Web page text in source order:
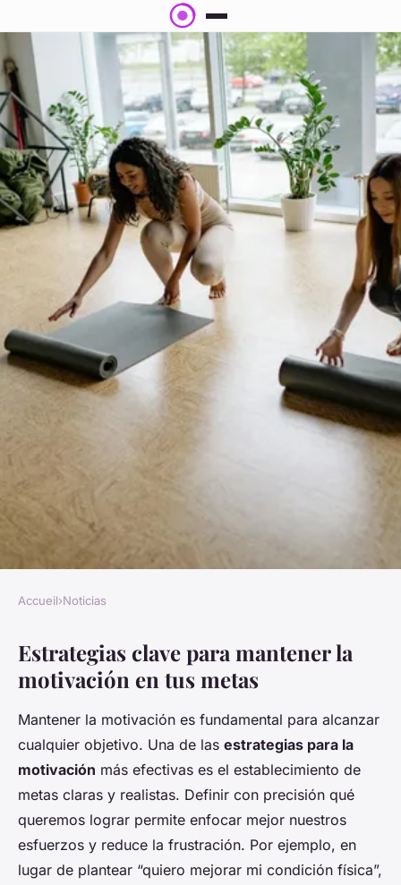
¿Qué estrategias puedes usar
para mantener la motivación
en la búsqueda de tus metas?
Enzo • 27 mayo 2025 6 min de lecture
Accueil›Noticias
Estrategias clave para mantener la
motivación en tus metas
Mantener la motivación es fundamental para alcanzar
cualquier objetivo. Una de las estrategias para la
motivación más efectivas es el establecimiento de
metas claras y realistas. Definir con precisión qué
queremos lograr permite enfocar mejor nuestros
esfuerzos y reduce la frustración. Por ejemplo, en
lugar de plantear “quiero mejorar mi condición física”,